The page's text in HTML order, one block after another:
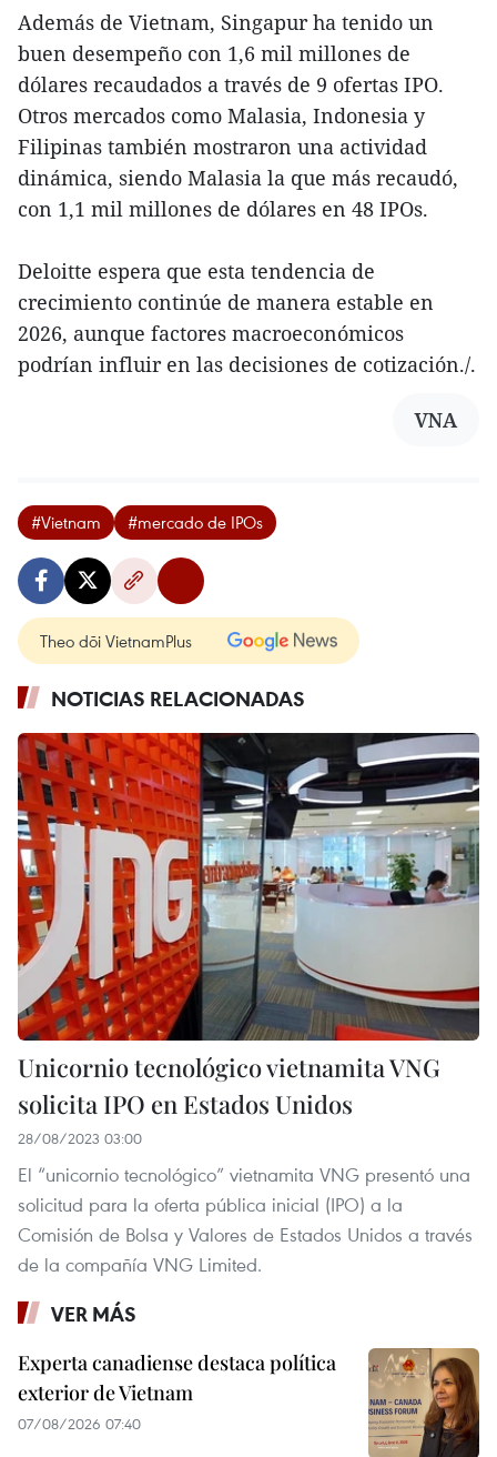
Además de Vietnam, Singapur ha tenido un
buen desempeño con 1,6 mil millones de
dólares recaudados a través de 9 ofertas IPO.
Otros mercados como Malasia, Indonesia y
Filipinas también mostraron una actividad
dinámica, siendo Malasia la que más recaudó,
con 1,1 mil millones de dólares en 48 IPOs.
Deloitte espera que esta tendencia de
crecimiento continúe de manera estable en
2026, aunque factores macroeconómicos
podrían influir en las decisiones de cotización./.
VNA
#Vietnam #mercado de IPOs
Theo dõi VietnamPlus
NOTICIAS RELACIONADAS
Unicornio tecnológico vietnamita VNG
solicita IPO en Estados Unidos
28/08/2023 03:00
El “unicornio tecnológico” vietnamita VNG presentó una
solicitud para la oferta pública inicial (IPO) a la
Comisión de Bolsa y Valores de Estados Unidos a través
de la compañía VNG Limited.
VER MÁS
Experta canadiense destaca política
exterior de Vietnam
07/08/2026 07:40